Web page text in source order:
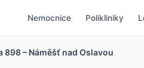
Nemocnice Polikliniky
898 – Náměšť nad Oslavou